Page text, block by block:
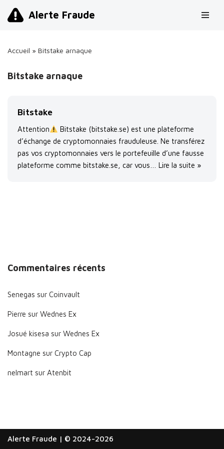
contenu
Alerte Fraude
Accueil » Bitstake arnaque
Bitstake arnaque
Bitstake
Attention
Bitstake (bitstake.se) est une plateforme
d’échange de cryptomonnaies frauduleuse. Ne transférez
pas vos cryptomonnaies vers le portefeuille d’une fausse
plateforme comme bitstake.se, car vous… Lire la suite »
Commentaires récents
Senegas sur Coinvault
Pierre sur Wednes Ex
Josué kisesa sur Wednes Ex
Montagne sur Crypto Cap
nelmart sur Atenbit
Alerte Fraude | © 2024-2026